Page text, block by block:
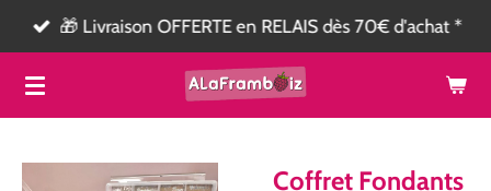
Passer
au
contenu
principal
🎁 Livraison OFFERTE en RELAIS dès 70€ d'achat *
Coffret Fondants